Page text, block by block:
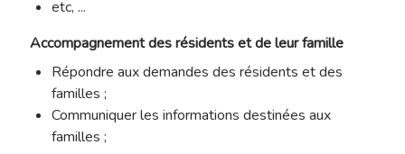
etc, ...
Accompagnement des résidents et de leur famille
Répondre aux demandes des résidents et des
familles ;
Communiquer les informations destinées aux
familles ;